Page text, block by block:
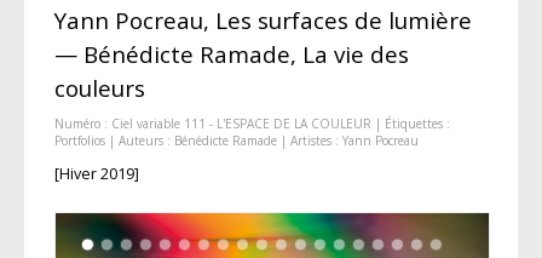
Yann Pocreau, Les surfaces de lumière
— Bénédicte Ramade, La vie des
couleurs
Numéro : Ciel variable 111 - L'ESPACE DE LA COULEUR | Étiquettes :
Portfolios| Auteurs : Bénédicte Ramade| Artistes : Yann Pocreau
[Hiver 2019]